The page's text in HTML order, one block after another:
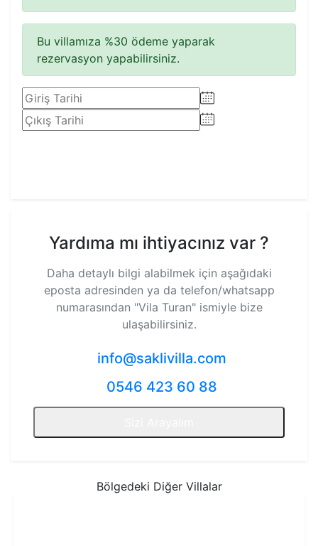
Bu villamıza %30 ödeme yaparak
rezervasyon yapabilirsiniz.
Yardıma mı ihtiyacınız var ?
Daha detaylı bilgi alabilmek için aşağıdaki
eposta adresinden ya da telefon/whatsapp
numarasından "Vila Turan"ismiyle bize
ulaşabilirsiniz.
info@saklivilla.com
0546 423 60 88
Bölgedeki Diğer Villalar